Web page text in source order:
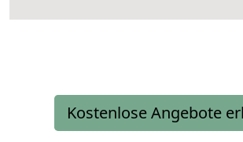
Kostenlose Angebote